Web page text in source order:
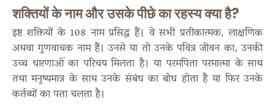
शक्तियों के नाम और उसके पीछे का रहस्य क्या है?
इष्ट शक्तियों के 108 नाम प्रसिद्ध हैं। वे सभीप्रतीकात्मक, लाक्षणिक
अथवा गुणवाचक नाम हैं। उनसे या तो उनके पवित्र जीवन का, उनकी
उच्च धारणाओं का परिचय मिलता है। या परमपिता परमात्मा के साथ
तथा मनुष्यमात्र के साथ उनके संबंध का बोध होता है या फिर उनके
कर्तव्यों का पता चलता है।